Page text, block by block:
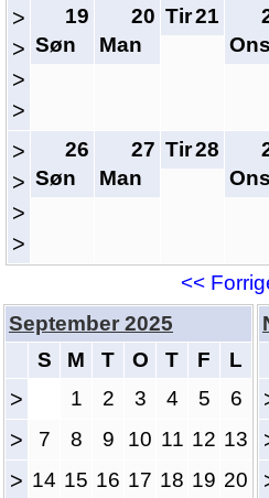
>
>
>
>
19
Søn
20
Man
21
Tir
Ons
>
>
>
>
26
Søn
27
Man
28
Tir
Ons
<<
September 2025
S
M T O T F L
> 1 2 3 4 5 6
> 7 8 9 10 11 12 13
> 14 15 16 17 18 19 20